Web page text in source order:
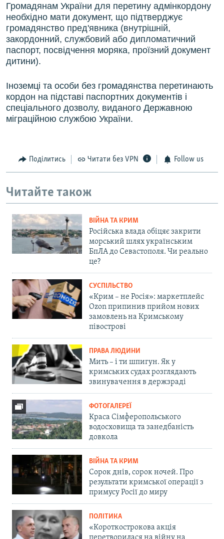
Громадянам України для перетину адмінкордону
необхідно мати документ, що підтверджує
громадянство пред'явника (внутрішній,
закордонний, службовий або дипломатичний
паспорт, посвідчення моряка, проїзний документ
дитини).
Іноземці та особи без громадянства перетинають
кордон на підставі паспортних документів і
спеціального дозволу, виданого Державною
міграційною службою України.
Поділитись Читати без VPN Follow us
Читайте також
ВІЙНА ТА КРИМ
Російська влада обіцяє закрити
морський шлях українським
БпЛА до Севастополя. Чи реально
це?
СУСПІЛЬСТВО
«Крим – не Росія»: маркетплейс
Ozon припинив прийом нових
замовлень на Кримському
півострові
ПРАВА ЛЮДИНИ
Мить – і ти шпигун. Як у
кримських судах розглядають
звинувачення в держзраді
ФОТОГАЛЕРЕЇ
Краса Сімферопольського
водосховища та занедбаність
довкола
ВІЙНА ТА КРИМ
Сорок днів, сорок ночей. Про
результати кримської операції з
примусу Росії до миру
ПОЛІТИКА
«Короткострокова акція